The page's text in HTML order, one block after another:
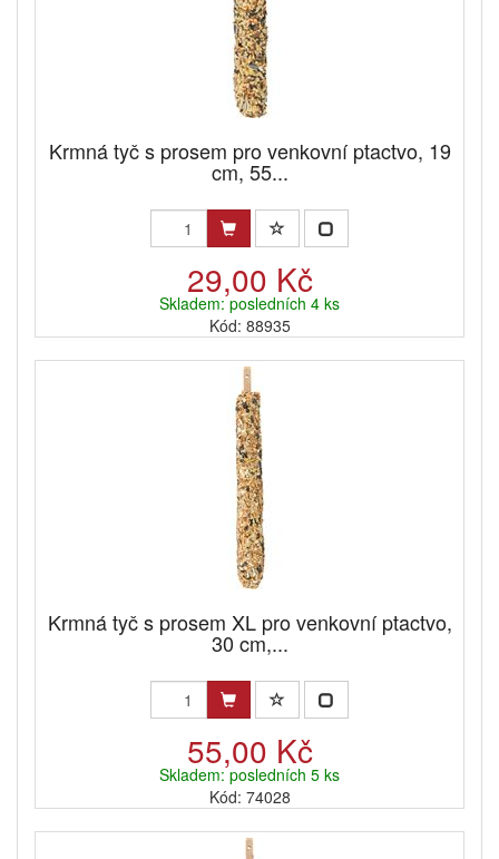
Krmná tyč s prosem pro venkovní ptactvo, 19
cm, 55...
29,00 Kč
Skladem: posledních 4 ks
Kód: 88935
Krmná tyč s prosem XL pro venkovní ptactvo,
30 cm,...
55,00 Kč
Skladem: posledních 5 ks
Kód: 74028